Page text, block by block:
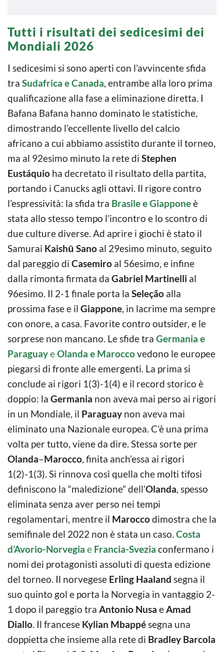
Tutti i risultati dei sedicesimi dei
Mondiali 2026
I sedicesimi si sono aperti con l’avvincente sfida
tra Sudafrica e Canada, entrambe alla loro prima
qualificazione alla fase a eliminazione diretta. I
Bafana Bafana hanno dominato le statistiche,
dimostrando l’eccellente livello del calcio
africano a cui abbiamo assistito durante il torneo,
ma al 92esimo minuto la rete di Stephen
Eustáquio ha decretato il risultato della partita,
portando i Canucks agli ottavi. Il rigore contro
l’espressività: la sfida tra Brasile e Giapponeè
stata allo stesso tempo l’incontro e lo scontro di
due culture diverse. Ad aprire i giochi è stato il
Samurai Kaishū Sano al 29esimo minuto, seguito
dal pareggio di Casemiro al 56esimo, e infine
dalla rimonta firmata da Gabriel Martinelli al
96esimo. Il 2-1 finale porta la Seleção alla
prossima fase e il Giappone, in lacrime ma sempre
con onore, a casa. Favorite contro outsider, e le
sorprese non mancano. Le sfide tra Germania e
ParaguayeOlanda e Maroccovedono le europee
piegarsi di fronte alle emergenti. La prima si
conclude ai rigori 1(3)-1(4) e il record storico è
doppio: la Germania non aveva mai perso ai rigori
in un Mondiale, il Paraguay non aveva mai
eliminato una Nazionale europea. C’è una prima
volta per tutto, viene da dire. Stessa sorte per
Olanda–Marocco, finita anch’essa ai rigori
1(2)-1(3). Si rinnova così quella che molti tifosi
definiscono la “maledizione” dell’Olanda, spesso
eliminata senza aver perso nei tempi
regolamentari, mentre il Maroccodimostra che la
semifinale del 2022 non è stata un caso. Costa
d’Avorio-Norvegia e Francia-Svezia confermano i
nomi dei protagonisti assoluti di questa edizione
del torneo. Il norvegese Erling Haaland segna il
suo quinto gol e porta la Norvegia in vantaggio 2-
1 dopo il pareggio tra Antonio Nusa eAmad
Diallo. Il francese Kylian Mbappésegna una
doppietta che insieme alla rete di Bradley Barcola